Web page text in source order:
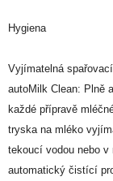
Hygiena
Vyjímatelná
autoMilk Clean: Plně
každé přípravě
tryska na mléko
tekoucí vodou nebo v
automatický čistící